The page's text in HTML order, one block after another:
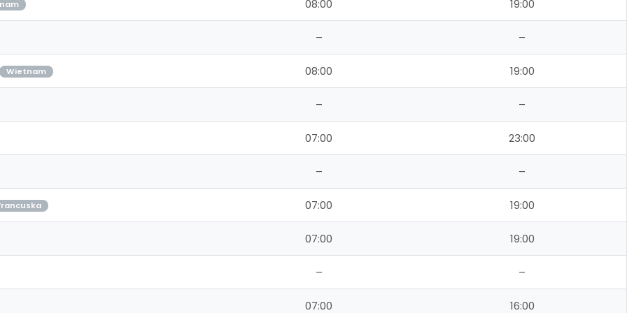
08:00 19:00
– –
Wietnam 08:00 19:00
– –
07:00 23:00
– –
07:00 19:00
07:00 19:00
– –
07:00 16:00